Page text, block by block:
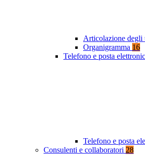
Articolazione degli
Organigramma 16
Telefono e posta
Telefono e posta
Consulenti e collaboratori 28